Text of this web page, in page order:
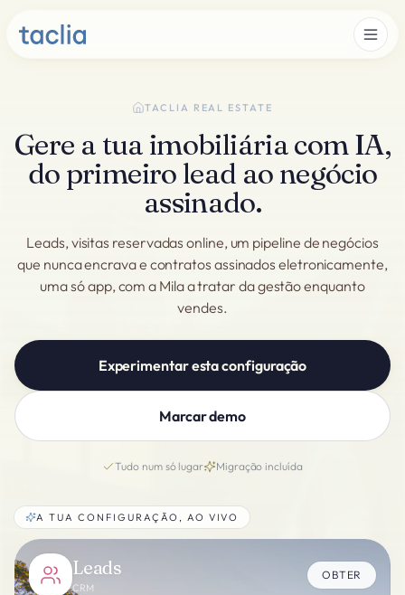
TACLIA REAL ESTATE
Gere a tua imobiliária com IA,
do primeiro lead ao negócio
assinado.
Leads, visitas reservadas online, um pipeline de negócios
que nunca encrava e contratos assinados eletronicamente,
uma só app, com a Mila a tratar da gestão enquanto
vendes.
Experimentar esta configuração
Marcar demo
Tudo num só lugar Migração incluída
A TUA CONFIGURAÇÃO, AO VIVO
Leads
CRM
OBTER